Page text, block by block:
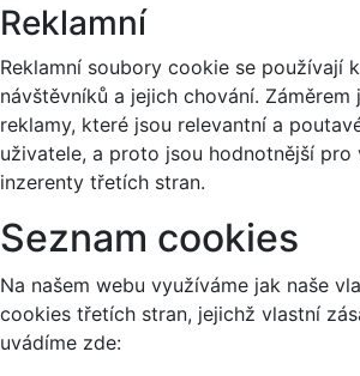
Reklamní
Reklamní soubory cookie se používají
návštěvníků a jejich chování.
reklamy, které jsou relevantní a
uživatele, a proto jsou hodnotnější pro
inzerenty třetích stran.
Seznam cookies
Na našem webu využíváme jak naše
cookies třetích stran, jejichž vlastní
uvádíme zde: